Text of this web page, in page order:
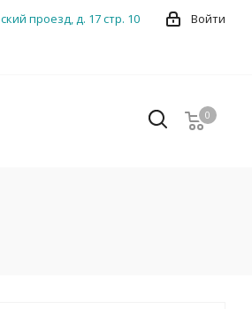
Войти
проезд, д. 17 стр. 10
0
0